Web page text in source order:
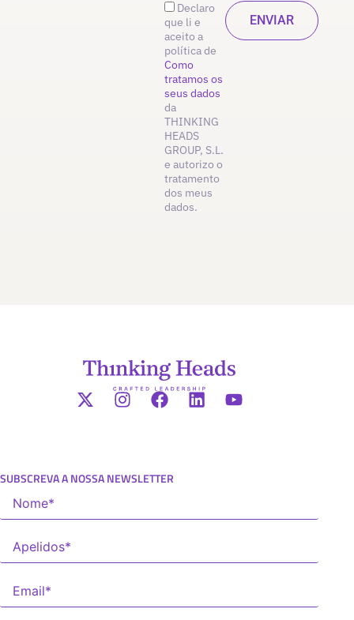
Declaro
que li e
aceito a
política de
Como
tratamos os
seus dados
da
THINKING
HEADS
GROUP, S.L.
e autorizo o
tratamento
dos meus
dados.
SUBSCREVA A NOSSA NEWSLETTER